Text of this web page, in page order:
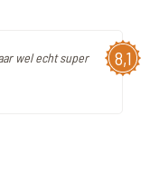
8,1
wel echt super